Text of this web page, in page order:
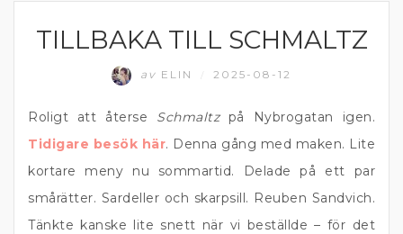
ÖSTERMALM
TILLBAKA TILL SCHMALTZ
av ELIN 2025-08-12
Roligt att återse Schmaltzpå Nybrogatan igen.
Tidigare besök här. Denna gång med maken. Lite
kortare meny nu sommartid. Delade på ett par
smårätter. Sardeller och skarpsill. Reuben Sandvich.
Tänkte kanske lite snett när vi beställde – för det